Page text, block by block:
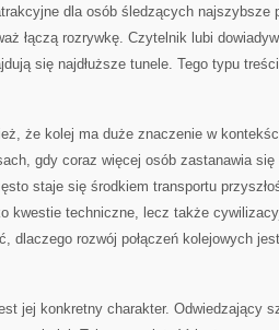
dla osób śledzących najszybsze
łączą rozrywkę. Czytelnik lubi
się najdłuższe tunele. Tego typu
że kolej ma duże znaczenie w
gdy coraz więcej osób zastanawia się
staje się środkiem transportu
kwestie techniczne, lecz także
dlaczego rozwój połączeń kolejowych
jej konkretny charakter. Odwiedzający